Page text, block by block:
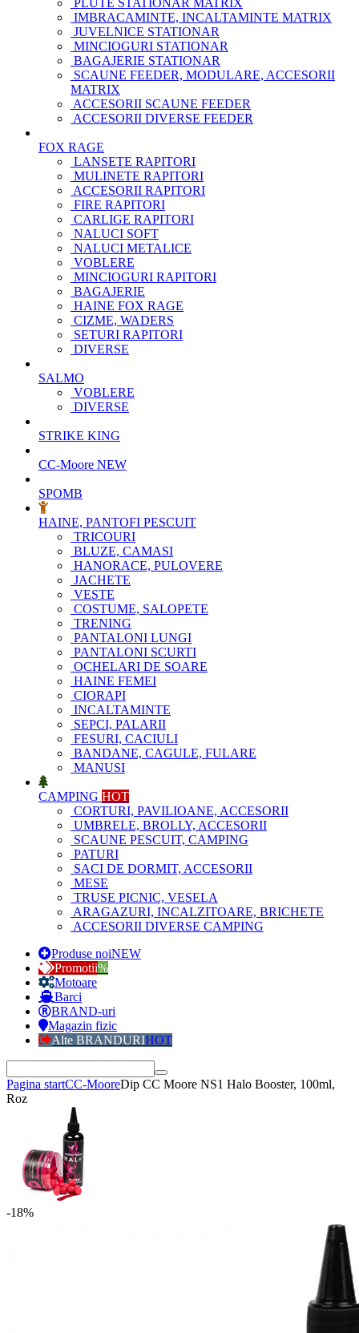
PLUTE STATIONAR MATRIX
IMBRACAMINTE, INCALTAMINTE MATRIX
JUVELNICE STATIONAR
MINCIOGURI STATIONAR
BAGAJERIE STATIONAR
SCAUNE FEEDER, MODULARE, ACCESORII
MATRIX
ACCESORII SCAUNE FEEDER
ACCESORII DIVERSE FEEDER
FOX RAGE
LANSETE RAPITORI
MULINETE RAPITORI
ACCESORII RAPITORI
FIRE RAPITORI
CARLIGE RAPITORI
NALUCI SOFT
NALUCI METALICE
VOBLERE
MINCIOGURI RAPITORI
BAGAJERIE
HAINE FOX RAGE
CIZME, WADERS
SETURI RAPITORI
DIVERSE
SALMO
VOBLERE
DIVERSE
STRIKE KING
CC-Moore NEW
SPOMB
HAINE, PANTOFI PESCUIT
TRICOURI
BLUZE, CAMASI
HANORACE, PULOVERE
JACHETE
VESTE
COSTUME, SALOPETE
TRENING
PANTALONI LUNGI
PANTALONI SCURTI
OCHELARI DE SOARE
HAINE FEMEI
CIORAPI
INCALTAMINTE
SEPCI, PALARII
FESURI, CACIULI
BANDANE, CAGULE, FULARE
MANUSI
CAMPING HOT
CORTURI, PAVILIOANE, ACCESORII
UMBRELE, BROLLY, ACCESORII
SCAUNE PESCUIT, CAMPING
PATURI
SACI DE DORMIT, ACCESORII
MESE
TRUSE PICNIC, VESELA
ARAGAZURI, INCALZITOARE, BRICHETE
ACCESORII DIVERSE CAMPING
Produse noiNEW
Promotii%
Motoare
Barci
BRAND-uri
Magazin fizic
Alte BRANDURIHOT
Pagina startCC-MooreDip CC Moore NS1 Halo Booster, 100ml,
Roz
-18%